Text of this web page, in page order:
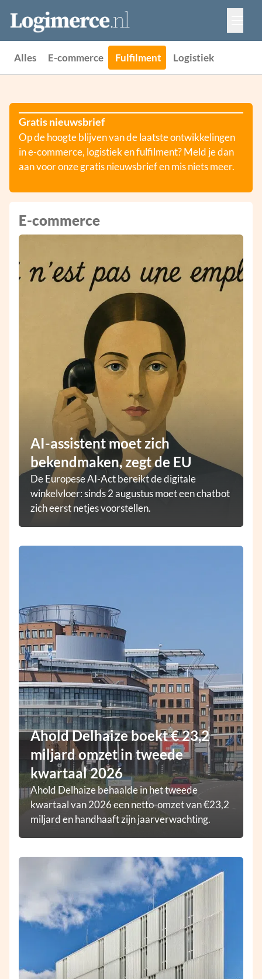
Vacatures
Events
Alles E-commerce Fulfilment Logistiek
Gratis nieuwsbrief
Op de hoogte blijven van de laatste ontwikkelingen
in e-commerce, logistiek en fulfilment? Meld je dan
aan voor onze gratis nieuwsbrief en mis niets meer.
E-commerce
AI-assistent moet zich
bekendmaken, zegt de EU
De Europese AI-Act bereikt de digitale
winkelvloer: sinds 2 augustus moet een chatbot
zich eerst netjes voorstellen.
Ahold Delhaize boekt € 23,2
miljard omzet in tweede
kwartaal 2026
Ahold Delhaize behaalde in het tweede
kwartaal van 2026 een netto-omzet van €23,2
miljard en handhaaft zijn jaarverwachting.